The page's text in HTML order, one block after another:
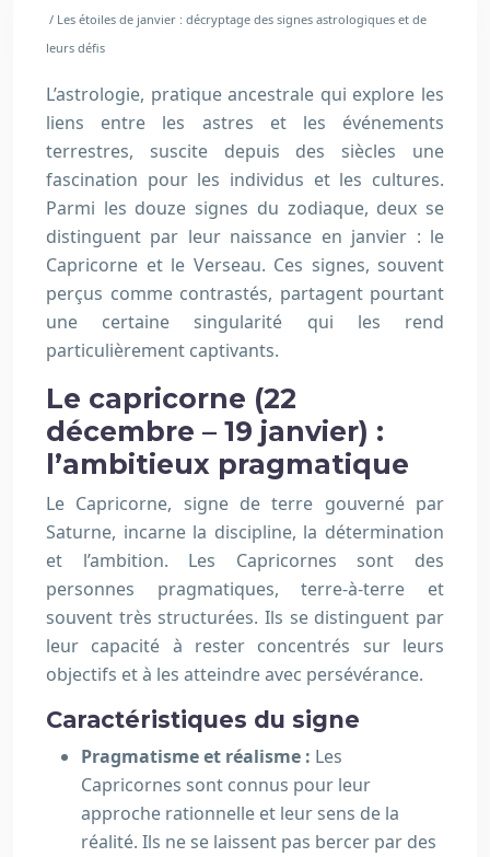
/ Les étoiles de janvier : décryptage des signes astrologiques et de
leurs défis
L’astrologie, pratique ancestrale qui explore les
liens entre les astres et les événements
terrestres, suscite depuis des siècles une
fascination pour les individus et les cultures.
Parmi les douze signes du zodiaque, deux se
distinguent par leur naissance en janvier : le
Capricorne et le Verseau. Ces signes, souvent
perçus comme contrastés, partagent pourtant
une certaine singularité qui les rend
particulièrement captivants.
Le capricorne (22
décembre – 19 janvier) :
l’ambitieux pragmatique
Le Capricorne, signe de terre gouverné par
Saturne, incarne la discipline, la détermination
et l’ambition. Les Capricornes sont des
personnes pragmatiques, terre-à-terre et
souvent très structurées. Ils se distinguent par
leur capacité à rester concentrés sur leurs
objectifs et à les atteindre avec persévérance.
Caractéristiques du signe
Pragmatisme et réalisme : Les
Capricornes sont connus pour leur
approche rationnelle et leur sens de la
réalité. Ils ne se laissent pas bercer par des